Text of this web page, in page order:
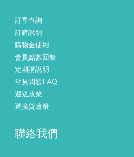
訂單查詢
訂購說明
購物金使用
會員點數回饋
定期購說明
常見問題FAQ
運送政策
退換貨政策
聯絡我們